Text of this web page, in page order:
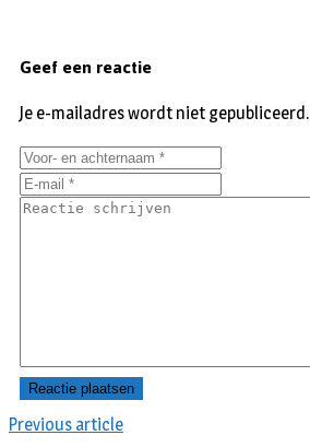
Previous article
Geef een reactie
Je e-mailadres wordt niet gepubliceerd.